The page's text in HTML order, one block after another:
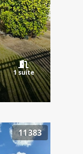
1 suíte
11383